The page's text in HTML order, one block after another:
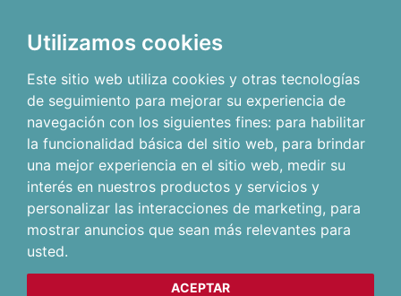
Utilizamos cookies
Este sitio web utiliza cookies y otras tecnologías
de seguimiento para mejorar su experiencia de
navegación con los siguientes fines: para habilitar
la funcionalidad básica del sitio web, para brindar
una mejor experiencia en el sitio web, medir su
interés en nuestros productos y servicios y
personalizar las interacciones de marketing, para
mostrar anuncios que sean más relevantes para
usted.
ACEPTAR